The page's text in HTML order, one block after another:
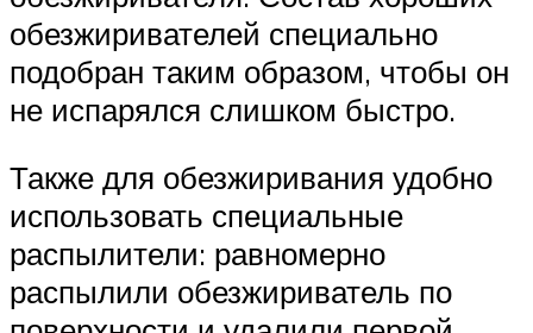
обезжиривателей специально
подобран таким образом, чтобы он
не испарялся слишком быстро.
Также для обезжиривания удобно
использовать специальные
распылители: равномерно
распылили обезжириватель по